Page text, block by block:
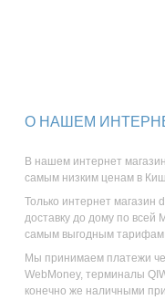
О НАШЕМ
В нашем интернет
самым низким ценам в
Только интернет магазин
доставку до дому по всей
самым выгодным тарифам.
Мы принимаем платежи
WebMoney, терминалы
конечно же наличными